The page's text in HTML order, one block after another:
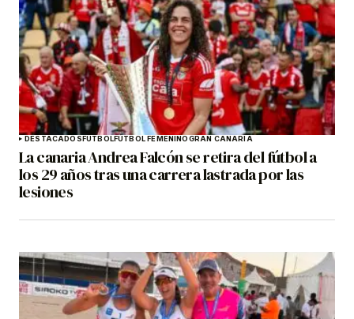
DESTACADOSFÚTBOLFÚTBOL FEMENINOGRAN CANARIA
La canaria Andrea Falcón se retira del fútbol a
los 29 años tras una carrera lastrada por las
lesiones